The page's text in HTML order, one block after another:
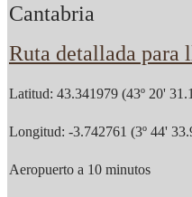
Cantabria
Ruta detallada para
Latitud: 43.341979 (43º 20'
Longitud: -3.742761 (3º 44'
Aeropuerto a 10 minutos